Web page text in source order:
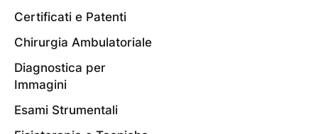
Certificati e Patenti
Chirurgia Ambulatoriale
Diagnostica per
Immagini
Esami Strumentali